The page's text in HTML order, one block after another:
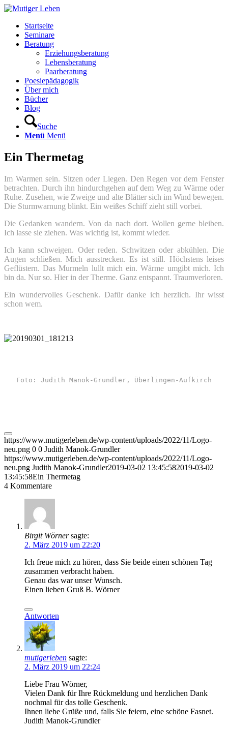
Startseite
Seminare
Beratung
Erziehungsberatung
Lebensberatung
Paarberatung
Poesiepädagogik
Über mich
Bücher
Blog
Suche
Menü Menü
Ein Thermetag
Im Warmen sein. Sitzen oder Liegen. Den Regen vor dem Fenster
betrachten. Durch ihn hindurchgehen auf dem Weg zu Wärme oder
Ruhe. Zusehen, wie Zweige und alte Blätter sich im Wind bewegen.
Die Sturmwarnung blinkt. Ein weißes Schiff zieht still vorbei.
Die Gedanken wandern. Von da nach dort. Wollen gerne bleiben.
Ich lasse sie ziehen. Was wichtig ist, kommt wieder.
Ich kann schweigen. Oder reden. Schwitzen oder abkühlen. Die
Augen schließen. Mich ausstrecken. Es ist still. Höchstens leises
Geflüstern. Das Murmeln lullt mich ein. Wärme umgibt mich. Ich
bin da. Nur so. Hier in der Therme. Ganz entspannt. Traumverloren.
Ein wundervolles Geschenk. Dafür danke ich herzlich. Ihr wisst
schon wem.
Foto: Judith Manok-Grundler, Überlingen-Aufkirch
https://www.mutigerleben.de/wp-content/uploads/2022/11/Logo-
neu.png 0 0 Judith Manok-Grundler
https://www.mutigerleben.de/wp-content/uploads/2022/11/Logo-
neu.png Judith Manok-Grundler2019-03-02 13:45:582019-03-02
13:45:58Ein Thermetag
4 Kommentare
Birgit Wörner sagte:
2. März 2019 um 22:20
Ich freue mich zu hören, dass Sie beide einen schönen Tag
zusammen verbracht haben.
Genau das war unser Wunsch.
Einen lieben Gruß B. Wörner
Antworten
mutigerleben sagte:
2. März 2019 um 22:24
Liebe Frau Wörner,
Vielen Dank für Ihre Rückmeldung und herzlichen Dank
nochmal für das tolle Geschenk.
Ihnen liebe Grüße und, falls Sie feiern, eine schöne Fasnet.
Judith Manok-Grundler